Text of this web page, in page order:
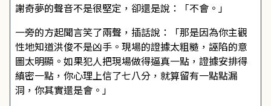
謝奇夢的聲音不是很堅定，卻還是說：「不會。」
一旁的方起聞言笑了兩聲，插話說：「那是因為你主觀
性地知道洪俊不是凶手。現場的證據太粗糙，誣陷的意
圖太明顯。如果犯人把現場做得逼真一點，證據安排得
縝密一點，你心理上信了七八分，就算留有一點點漏
洞，你其實還是會。」